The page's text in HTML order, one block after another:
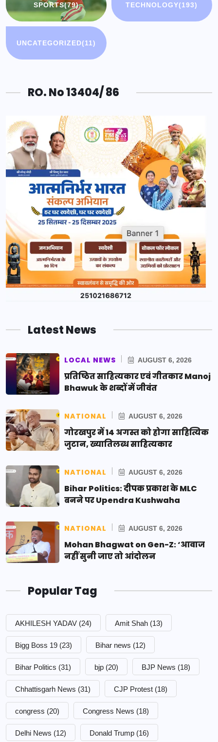
SPORTS(79) TECHNOLOGY(193)
UNCATEGORIZED(11)
RO. No 13404/ 86
Latest News
LOCAL NEWS AUGUST 6, 2026
प्रतिष्ठित साहित्यकार एवं गीतकार Manoj
Bhawuk के शब्दों में जीवंत
NATIONAL AUGUST 6, 2026
गोरखपुर में 14 अगस्त को होगा साहित्यिक
जुटान, ख्यातिलब्ध साहित्यकार
NATIONAL AUGUST 6, 2026
Bihar Politics: दीपक प्रकाश के MLC
बनने पर Upendra Kushwaha
NATIONAL AUGUST 6, 2026
Mohan Bhagwat on Gen-Z: ‘आवाज
नहीं सुनी जाए तो आंदोलन
Popular Tag
AKHILESH YADAV (24) Amit Shah (13)
Bigg Boss 19 (23) Bihar news (12)
Bihar Politics (31) bjp (20) BJP News (18)
Chhattisgarh News (31) CJP Protest (18)
congress (20) Congress News (18)
Delhi News (12) Donald Trump (16)